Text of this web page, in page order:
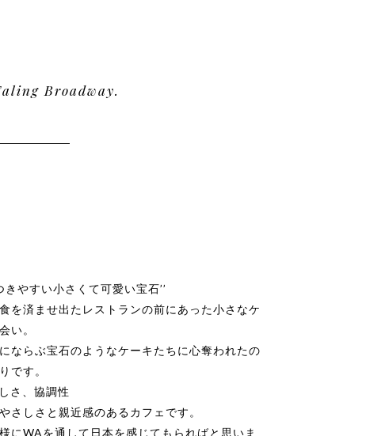
Broadway.
きやすい小さくて可愛い宝石’’
を済ませ出たレストランの前にあった小さなケ
い。
ならぶ宝石のようなケーキたちに心奪われたの
です。
さ、協調性
さしさと親近感のあるカフェです。
にWAを通して日本を感じてもらればと思いま